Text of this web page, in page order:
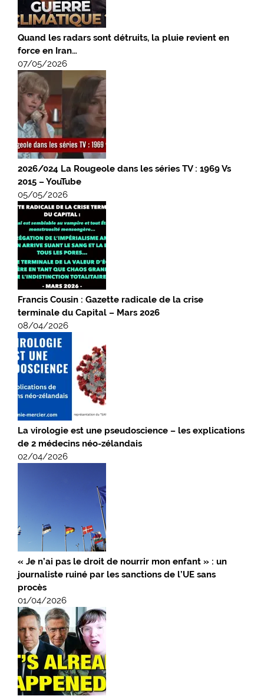
Quand les radars sont détruits, la pluie revient en
force en Iran…
07/05/2026
2026/024 La Rougeole dans les séries TV : 1969 Vs
2015 – YouTube
05/05/2026
Francis Cousin : Gazette radicale de la crise
terminale du Capital – Mars 2026
08/04/2026
La virologie est une pseudoscience – les explications
de 2 médecins néo-zélandais
02/04/2026
« Je n’ai pas le droit de nourrir mon enfant » : un
journaliste ruiné par les sanctions de l’UE sans
procès
01/04/2026